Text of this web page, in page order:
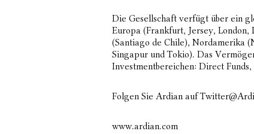
Die Gesellschaft verfügt über ein
Europa (Frankfurt, Jersey,
(Santiago de Chile), Nordamerika
Singapur und Tokio). Das
Investmentbereichen: Direct
Folgen Sie Ardian auf Twitter
www.ardian.com